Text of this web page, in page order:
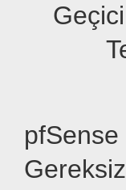
pfSense